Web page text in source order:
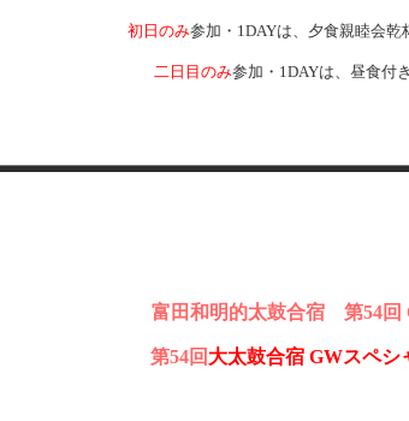
初日のみ参加・1DAYは、夕食親睦会乾
二日目のみ参加・1DAYは、昼食付き
富田和明的太鼓合宿 第54回
第54回 大太鼓合宿 GWスペシ